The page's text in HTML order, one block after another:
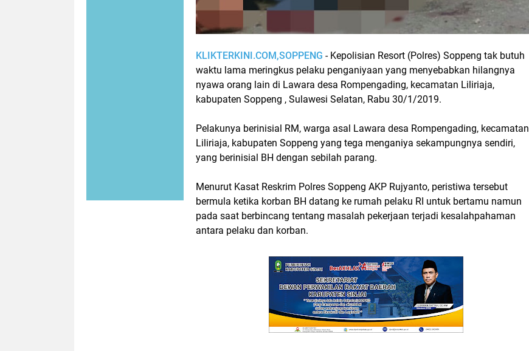
KLIKTERKINI.COM,SOPPENG - Kepolisian Resort (Polres) Soppeng tak butuh
waktu lama meringkus pelaku penganiyaan yang menyebabkan hilangnya
nyawa orang lain di Lawara desa Rompengading, kecamatan Liliriaja,
kabupaten Soppeng , Sulawesi Selatan, Rabu 30/1/2019.
Pelakunya berinisial RM, warga asal Lawara desa Rompengading, kecamatan
Liliriaja, kabupaten Soppeng yang tega menganiya sekampungnya sendiri,
yang berinisial BH dengan sebilah parang.
Menurut Kasat Reskrim Polres Soppeng AKP Rujyanto, peristiwa tersebut
bermula ketika korban BH datang ke rumah pelaku RI untuk bertamu namun
pada saat berbincang tentang masalah pekerjaan terjadi kesalahpahaman
antara pelaku dan korban.